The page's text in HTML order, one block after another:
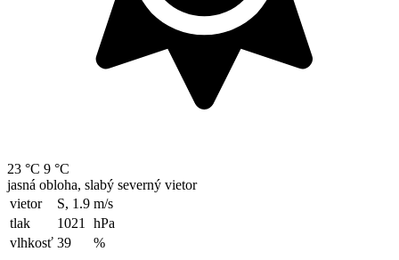
23 °C 9 °C
jasná obloha, slabý severný vietor
vietor
S, 1.9 m/s
tlak
1021
hPa
vlhkosť 39 %